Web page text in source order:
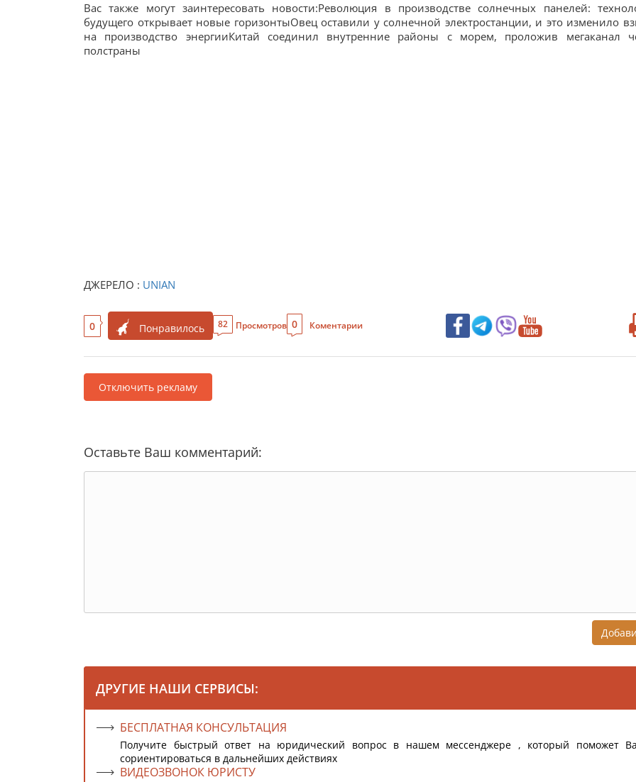
Вас также могут заинтересовать новости:Революция в производстве солнечных панелей:
будущего открывает новые горизонтыОвец оставили у солнечной электростанции, и это изменило
на производство энергииКитай соединил внутренние районы с морем, проложив мегаканал
полстраны
ДЖЕРЕЛО : UNIAN
0 Понравилось 82 Просмотров 0 Коментарии
Отключить рекламу
Оставьте Ваш комментарий:
ДРУГИЕ НАШИ СЕРВИСЫ:
БЕСПЛАТНАЯ КОНСУЛЬТАЦИЯ
Получите быстрый ответ на юридический вопрос в нашем мессенджере , который поможет
сориентироваться в дальнейших действиях
ВИДЕОЗВОНОК ЮРИСТУ